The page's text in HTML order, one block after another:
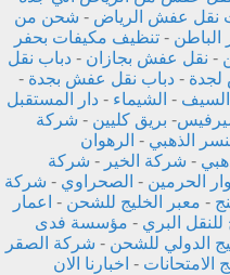
نقل عفش الرياض - شحن من
الباطن - تنظيف مكيفات بحفر
- نقل عفش بجازان -دباب نقل
- دباب نقل عفش بجدة -
السيف - الشيماء - دار المستقبل
- بريق كليين - شركة
الذهبي - الرهوان
- شركة الخير - شركة
الحرمين - الصحراوي - شركة
- معبر الخليج للشحن - اعمار
للنقل البري - مؤسسة فدى
الدولي للشحن - شركة الصقر
الامتحانات - اخبارنا الان